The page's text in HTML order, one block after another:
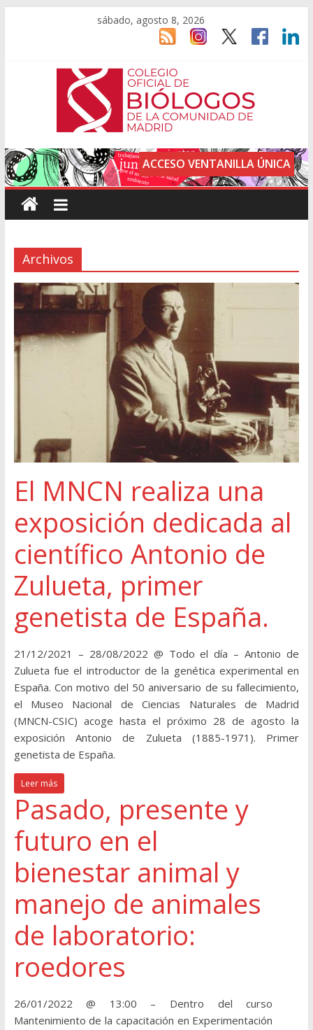
sábado, agosto 8, 2026
ACCESO VENTANILLA ÚNICA
Archivos
El MNCN realiza una
exposición dedicada al
científico Antonio de
Zulueta, primer
genetista de España.
21/12/2021 – 28/08/2022 @ Todo el día – Antonio de
Zulueta fue el introductor de la genética experimental en
España. Con motivo del 50 aniversario de su fallecimiento,
el Museo Nacional de Ciencias Naturales de Madrid
(MNCN-CSIC) acoge hasta el próximo 28 de agosto la
exposición Antonio de Zulueta (1885-1971). Primer
genetista de España.
Leer más
Pasado, presente y
futuro en el
bienestar animal y
manejo de animales
de laboratorio:
roedores
26/01/2022 @ 13:00 – Dentro del curso
Mantenimiento de la capacitación en Experimentación